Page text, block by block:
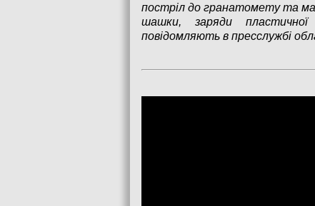
постріл до гранатомету та
шашки, заряди
повідомляють в пресслужбі